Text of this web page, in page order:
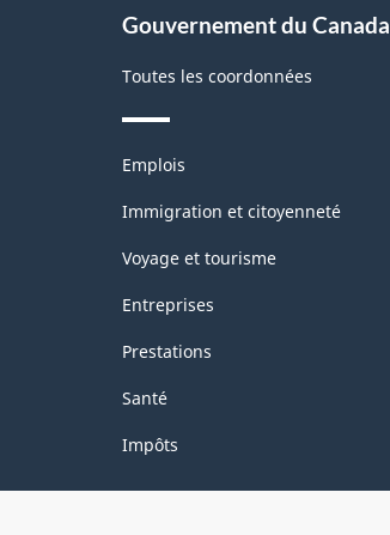
Gouvernement du Canada
Toutes les coordonnées
Thèmes
sujets
Emplois
Immigration et citoyenneté
Voyage et tourisme
Entreprises
Prestations
Santé
Impôts